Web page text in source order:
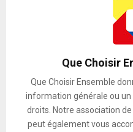
Que Choisir
Que Choisir Ensemble
information générale ou
droits. Notre association
peut également vous